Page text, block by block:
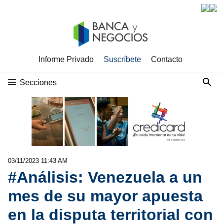
Informe Privado Suscríbete Contacto
Secciones
03/11/2023 11:43 AM
#Análisis: Venezuela a un
mes de su mayor apuesta
en la disputa territorial con